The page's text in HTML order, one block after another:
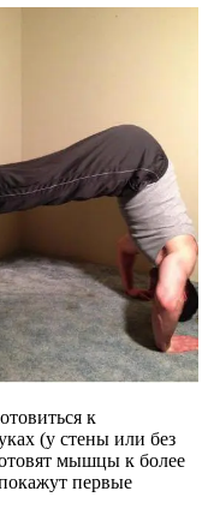
к
(у стены или без
мышцы к более
первые